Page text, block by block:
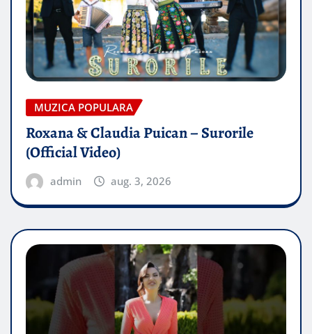
MUZICA POPULARA
Roxana & Claudia Puican – Surorile
(Official Video)
admin aug. 3, 2026